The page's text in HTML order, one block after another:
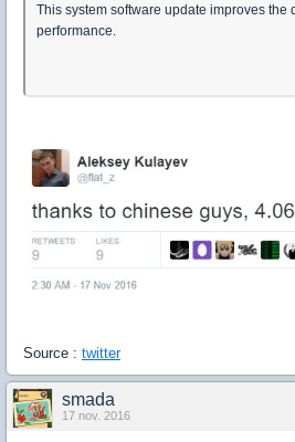
This system software update improves the
performance.
Source : twitter
smada
17 nov. 2016